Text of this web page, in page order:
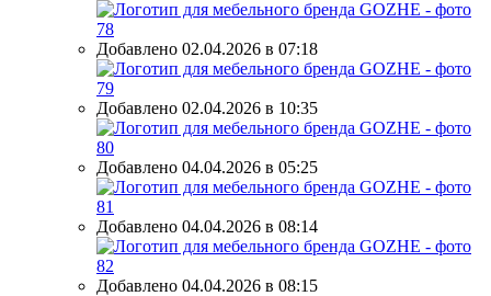
Добавлено 02.04.2026 в 07:18
Добавлено 02.04.2026 в 10:35
Добавлено 04.04.2026 в 05:25
Добавлено 04.04.2026 в 08:14
Добавлено 04.04.2026 в 08:15